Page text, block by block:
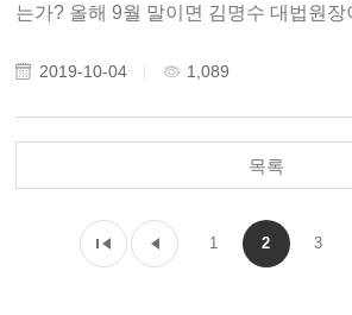
는가? 올해 9월 말이면 김명수 대법원장이 취임한 지 2년이
까? 법원개혁은 과연 제자리를 찾아 가
2019-10-04 1,089
목록
1 2 3